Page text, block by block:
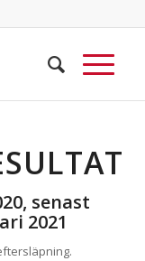
senast
2021